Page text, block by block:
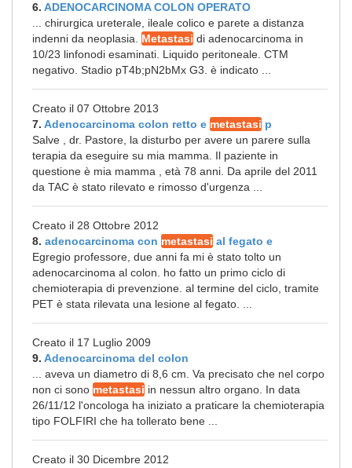
6. ADENOCARCINOMA COLON OPERATO
... chirurgica ureterale, ileale colico e parete a distanza
indenni da neoplasia. Metastasi di adenocarcinoma in
10/23 linfonodi esaminati. Liquido peritoneale. CTM
negativo. Stadio pT4b;pN2bMx G3. è indicato ...
Creato il 07 Ottobre 2013
7. Adenocarcinoma colon retto e metastasi p
Salve , dr. Pastore, la disturbo per avere un parere sulla
terapia da eseguire su mia mamma. Il paziente in
questione è mia mamma , età 78 anni. Da aprile del 2011
da TAC è stato rilevato e rimosso d'urgenza ...
Creato il 28 Ottobre 2012
8. adenocarcinoma con metastasi al fegato e
Egregio professore, due anni fa mi è stato tolto un
adenocarcinoma al colon. ho fatto un primo ciclo di
chemioterapia di prevenzione. al termine del ciclo, tramite
PET è stata rilevata una lesione al fegato. ...
Creato il 17 Luglio 2009
9. Adenocarcinoma del colon
... aveva un diametro di 8,6 cm. Va precisato che nel corpo
non ci sono metastasi in nessun altro organo. In data
26/11/12 l'oncologa ha iniziato a praticare la chemioterapia
tipo FOLFIRI che ha tollerato bene ...
Creato il 30 Dicembre 2012